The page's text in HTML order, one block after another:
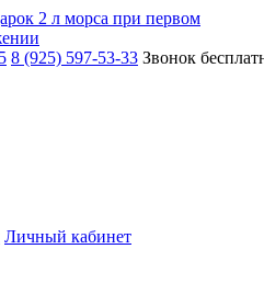
2 л морса при первом
8 (925) 597-53-33 Звонок
Личный кабинет